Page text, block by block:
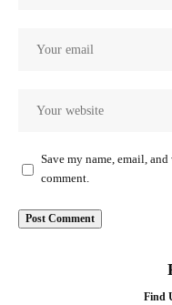
Save my name, email,
comment.
Find